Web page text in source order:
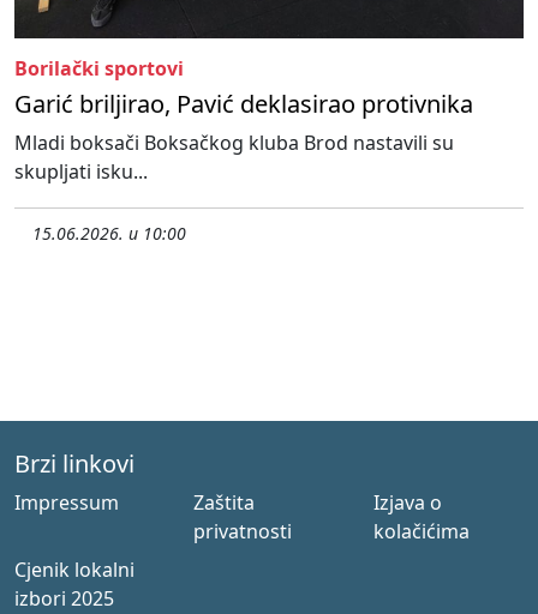
Borilački sportovi
Garić briljirao, Pavić deklasirao protivnika
Mladi boksači Boksačkog kluba Brod nastavili su
skupljati isku...
15.06.2026. u 10:00
Brzi linkovi
Impressum
Zaštita
privatnosti
Izjava o
kolačićima
Cjenik lokalni
izbori 2025